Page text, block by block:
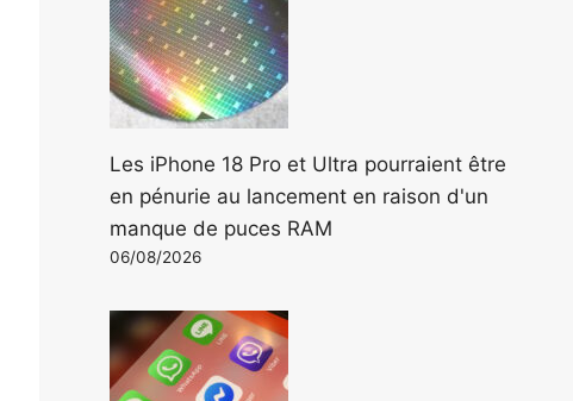
Les iPhone 18 Pro et Ultra pourraient être
en pénurie au lancement en raison d'un
manque de puces RAM
06/08/2026